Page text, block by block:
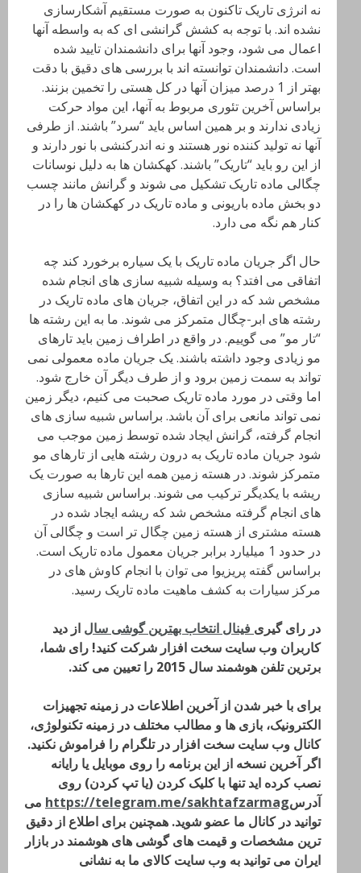
نه انرژی تاریک تاکنون به صورت مستقیم آشکارسازی
نشده اند. با توجه به کشش گرانشی ای که به واسطه آنها
اعمال می شود، وجود آنها برای دانشمندان تایید شده
است. دانشمندان توانسته اند با بررسی های دقیق با دقت
بهتر از 1 درصد میزان آنها در کل هستی را تخمین بزنند.
براساس آخرین تئوری مربوط به آنها، این مواد حرکت
زیادی ندارند و بر همین اساس باید “سرد” باشند. از طرفی
آنها نه تولید کننده نور هستند و نه اندرکنشی با نور دارند و
از این رو باید “تاریک” باشند. کهکشان ها به دلیل نوسانات
چگالی ماده تاریک تشکیل می شوند و گرانش مانند چسب
دو بخش ماده باریونی و ماده تاریک در کهکشان ها را در
کنار هم نگه می دارد.
حال اگر جریان ماده تاریک با یک سیاره برخورد کند چه
اتفاقی می افتد؟ به وسیله شبیه سازی های انجام شده
مشخص شد که در این اتفاق، جریان های ماده تاریک در
رشته های ابر-چگال متمرکز می شوند. ما به این رشته ها
“تار مو” می گوییم. در واقع در اطراف زمین باید تارهای
مو زیادی وجود داشته باشند. یک جریان ماده معمولی نمی
تواند به سمت زمین برود و از طرف دیگر آن خارج شود.
اما وقتی در مورد ماده تاریک صحبت می کنیم، دیگر زمین
نمی تواند مانعی برای آن باشد. براساس شبیه سازی های
انجام گرفته، گرانش ایجاد شده توسط زمین موجب می
شود جریان ماده تاریک به درون رشته هایی از تارهای مو
متمرکز شوند. در هسته زمین همه این تارها به صورت یک
ریشه با یکدیگر ترکیب می شوند. براساس شبیه سازی
های انجام گرفته مشخص شد که ریشه ایجاد شده در
هسته مشتری از هسته زمین چگال تر است و چگالی آن
در حدود 1 میلیارد برابر جریان معمول ماده تاریک است.
براساس گفته پریزیوا می توان با انجام کاوش های در
مرکز سیارات به کشف ماهیت ماده تاریک رسید.
در رای گیری فینال انتخاب بهترین گوشی سال از دید
کاربران وب سایت سخت افزار شرکت کنید! رای شما،
برترین تلفن هوشمند سال 2015 را تعیین می کند.
برای با خبر شدن از آخرین اطلاعات در زمینه تجهیزات
الکترونیک، بازی ها و مطالب مختلف در زمینه تکنولوژی،
کانال وب سایت سخت افزار در تلگرام را فراموش نکنید.
اگر آخرین نسخه از این برنامه را روی موبایل یا رایانه
نصب کرده اید تنها با کلیک کردن (یا تپ کردن) روی
آدرسhttps://telegram.me/sakhtafzarmag می
توانید در کانال ما عضو شوید. همچنین برای اطلاع از دقیق
ترین مشخصات و قیمت های گوشی های هوشمند در بازار
ایران می توانید به وب سایت کالای ما به نشانی